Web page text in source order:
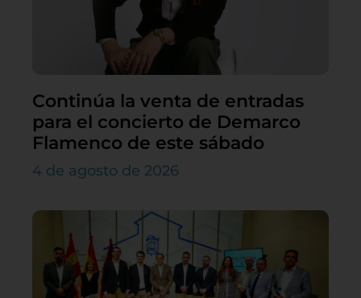
Continúa la venta de entradas
para el concierto de Demarco
Flamenco de este sábado
4 de agosto de 2026